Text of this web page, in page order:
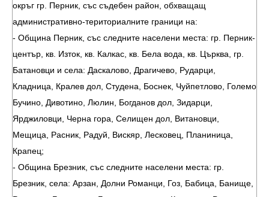
окръг гр. Перник, със съдебен район, обхващащ
административно-териториалните граници на:
- Община Перник, със следните населени места: гр. Перник-
център, кв. Изток, кв. Калкас, кв. Бела вода, кв. Църква, гр.
Батановци и села: Даскалово, Драгичево, Рударци,
Кладница, Кралев дол, Студена, Боснек, Чуйпетлово, Големо
Бучино, Дивотино, Люлин, Богданов дол, Зидарци,
Ярджиловци, Черна гора, Селищен дол, Витановци,
Мещица, Расник, Радуй, Вискяр, Лесковец, Планиница,
Крапец;
- Община Брезник, със следните населени места: гр.
Брезник, села: Арзан, Долни Романци, Гоз, Бабица, Банище,